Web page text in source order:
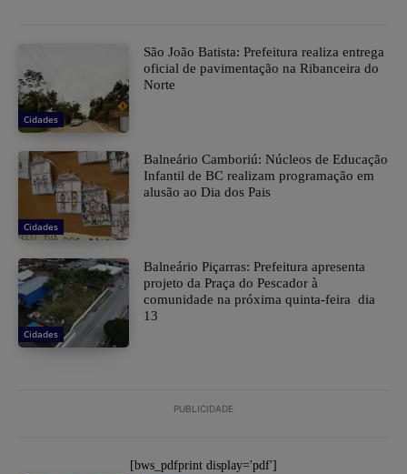
Cidades
São João Batista: Prefeitura realiza entrega
oficial de pavimentação na Ribanceira do
Norte
Cidades
Balneário Camboriú: Núcleos de Educação
Infantil de BC realizam programação em
alusão ao Dia dos Pais
Cidades
Balneário Piçarras: Prefeitura apresenta
projeto da Praça do Pescador à
comunidade na próxima quinta-feira dia
13
PUBLICIDADE
[bws_pdfprint display='pdf']